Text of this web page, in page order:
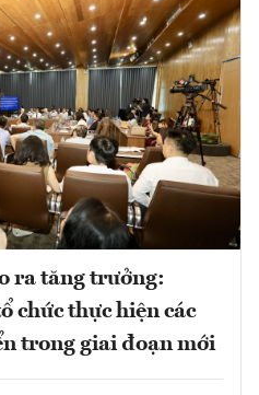
ra tăng trưởng:
chức thực hiện các
trong giai đoạn mới